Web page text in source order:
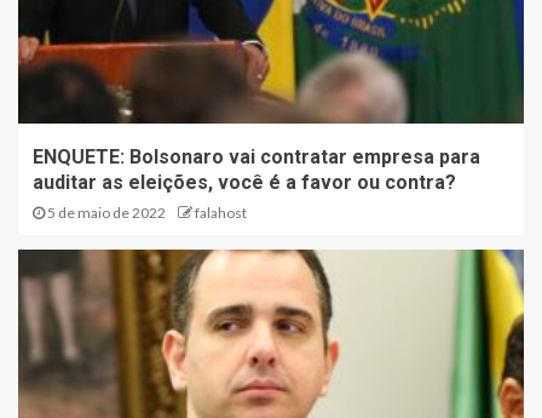
ENQUETE: Bolsonaro vai contratar empresa para
auditar as eleições, você é a favor ou contra?
5 de maio de 2022 falahost